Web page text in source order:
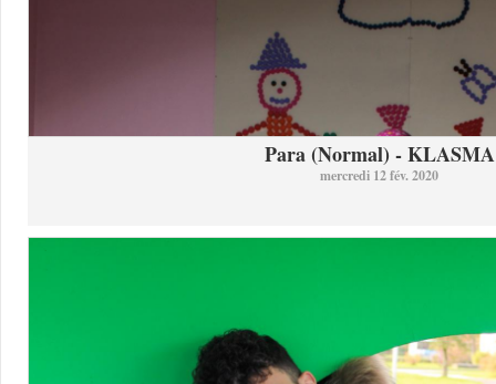
Para (Normal) - KLASMA
mercredi 12 fév. 2020